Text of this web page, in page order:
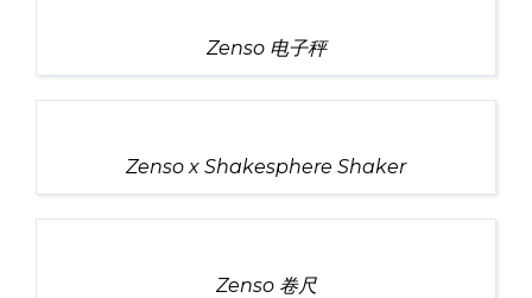
Zenso 电子秤
Zenso x Shakesphere Shaker
Zenso 卷尺